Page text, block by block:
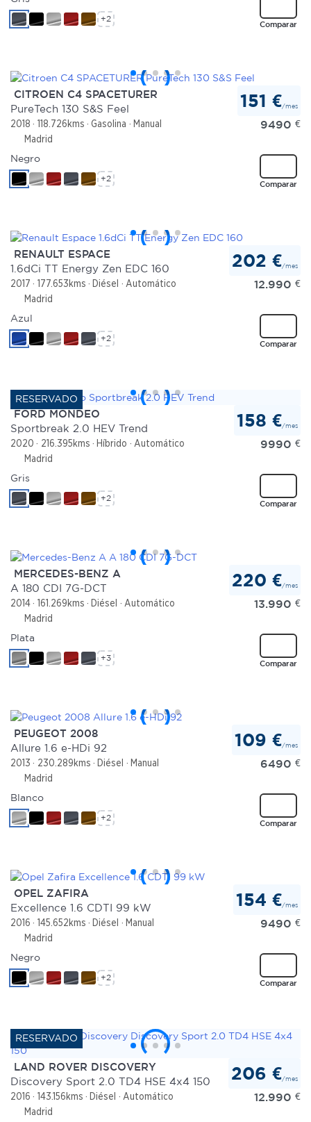
Comparar
+2
CITROEN C4 SPACETURER
PureTech 130 S&S Feel
2018 118.726kms Gasolina
Manual
Madrid
151 €/mes
9490 €
Comparar
Negro
+2
RENAULT ESPACE
1.6dCi TT Energy Zen EDC 160
2017 177.653kms Diésel
Automático
Madrid
202 €/mes
12.990 €
Comparar
Azul
+2
FORD MONDEO
Sportbreak 2.0 HEV Trend
2020 216.395kms Híbrido
Automático
Madrid
158 €/mes
9990 €
Comparar
Gris
+2
MERCEDES-BENZ A
A 180 CDI 7G-DCT
2014 161.269kms Diésel
Automático
Madrid
220 €/mes
13.990 €
Comparar
Plata
+3
PEUGEOT 2008
Allure 1.6 e-HDi 92
2013 230.289kms Diésel
Manual
Madrid
109 €/mes
6490 €
Comparar
Blanco
+2
OPEL ZAFIRA
Excellence 1.6 CDTI 99 kW
2016 145.652kms Diésel
Manual
Madrid
154 €/mes
9490 €
Comparar
Negro
+2
LAND ROVER DISCOVERY
Discovery Sport 2.0 TD4 HSE 4x4 150
2016 143.156kms Diésel
Automático
Madrid
206 €/mes
12.990 €